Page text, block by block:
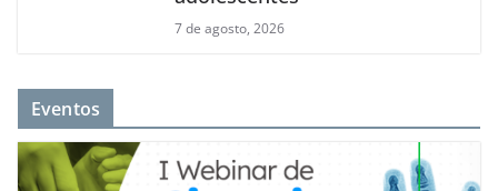
7 de agosto, 2026
Eventos